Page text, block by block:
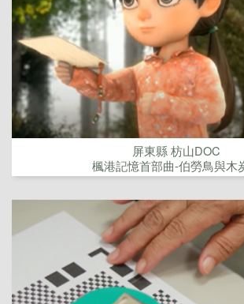
屏東縣 枋山DOC
楓港記憶首部曲-伯勞鳥與木